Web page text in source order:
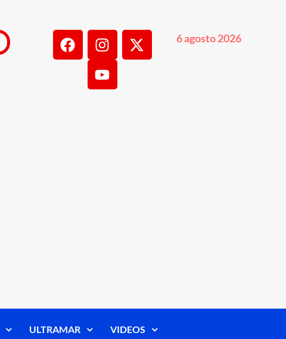
6 agosto 2026
ULTRAMAR VIDEOS